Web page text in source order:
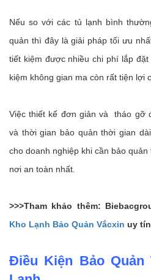
Nếu so với các tủ lạnh bình
quản thì đây là giải pháp tối ưu
tiết kiệm được nhiều chi phí lắp
kiệm không gian ma còn rất tiện lợi
Việc thiết kế đơn giản và tháo gỡ
và thời gian bảo quản thời gian
cho doanh nghiệp khi cần bảo
nơi an toàn nhất.
>>>Tham khảo thêm:
Kho Lạnh Bảo Quản Vắcxin uy tín
Điều Kiện Bảo Quản